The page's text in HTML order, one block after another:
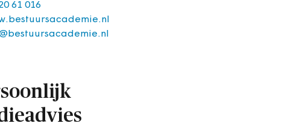
61 016